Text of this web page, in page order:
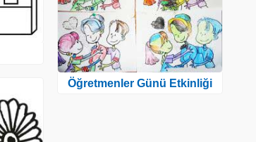
Öğretmenler Günü Etkinliği